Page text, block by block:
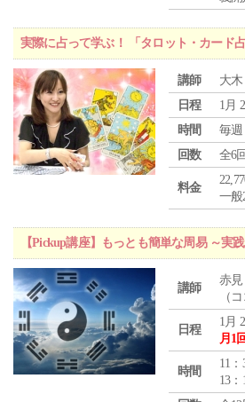
実際に占って学ぶ！ 「タロット・カード占
講師
大
日程
1月
時間
毎週
回数
全6
料金
一般
【Pickup講座】もっとも簡単な周易 ～実
講師
赤
（
日程
1月
月1
時間
11：
13：